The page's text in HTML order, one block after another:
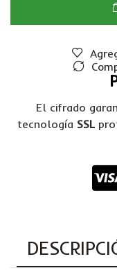
El cifrado
tecnología SSL